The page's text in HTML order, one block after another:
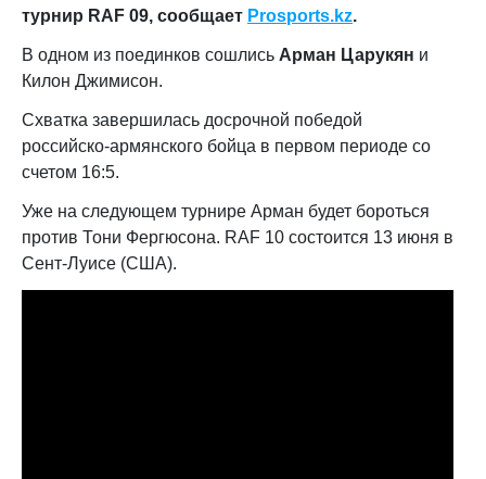
турнир RAF 09, сообщает Prosports.kz.
В одном из поединков сошлись Арман Царукян и
Килон Джимисон.
Схватка завершилась досрочной победой
российско-армянского бойца в первом периоде со
счетом 16:5.
Уже на следующем турнире Арман будет бороться
против Тони Фергюсона. RAF 10 состоится 13 июня в
Сент-Луисе (США).